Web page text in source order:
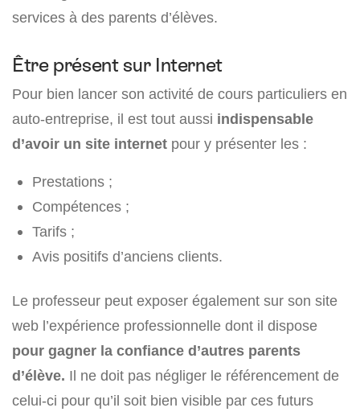
services à des parents d’élèves.
Être présent sur Internet
Pour bien lancer son activité de cours particuliers en
auto-entreprise, il est tout aussi indispensable
d’avoir un site internet pour y présenter les :
Prestations ;
Compétences ;
Tarifs ;
Avis positifs d’anciens clients.
Le professeur peut exposer également sur son site
web l’expérience professionnelle dont il dispose
pour gagner la confiance d’autres parents
d’élève. Il ne doit pas négliger le référencement de
celui-ci pour qu’il soit bien visible par ces futurs